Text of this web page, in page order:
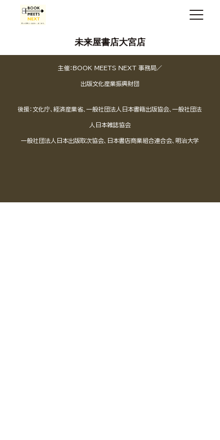
未来屋書店大宮店
主催：BOOK MEETS NEXT 事務局／
出版文化産業振興財団
後援：文化庁、経済産業省、一般社団法人日本書籍出版協会、一般社団法
人日本雑誌協会
一般社団法人日本出版取次協会、日本書店商業組合連合会、明治大学